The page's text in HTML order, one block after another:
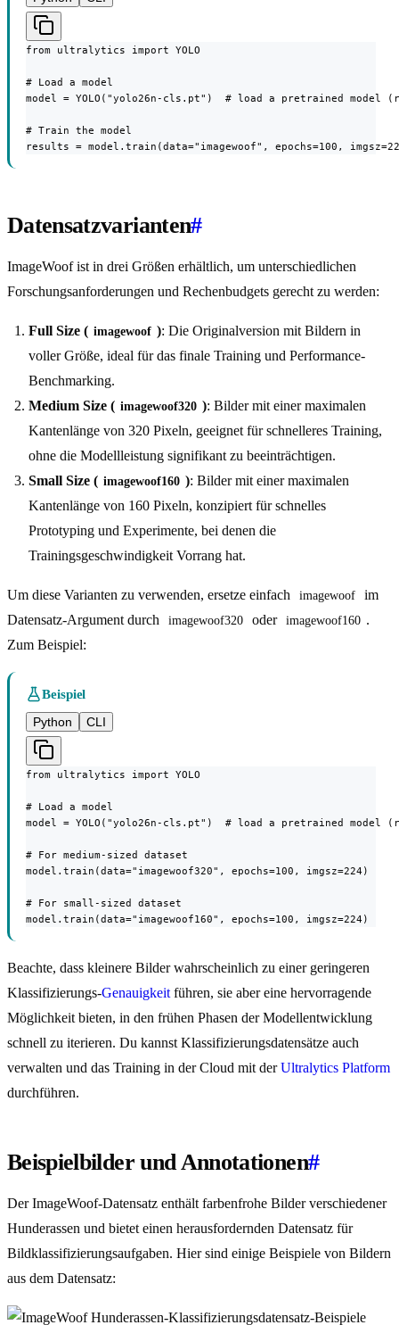
from ultralytics import YOLO
# Load a model
model = YOLO("yolo26n-cls.pt")  # load a pretrained model
# Train the model
results = model.train(data="imagewoof", epochs=100,
Datensatzvarianten#
ImageWoof ist in drei Größen erhältlich, um unterschiedlichen
Forschungsanforderungen und Rechenbudgets gerecht zu werden:
Full Size ( imagewoof ): Die Originalversion mit Bildern in
voller Größe, ideal für das finale Training und Performance-
Benchmarking.
Medium Size ( imagewoof320 ): Bilder mit einer maximalen
Kantenlänge von 320 Pixeln, geeignet für schnelleres Training,
ohne die Modellleistung signifikant zu beeinträchtigen.
Small Size ( imagewoof160 ): Bilder mit einer maximalen
Kantenlänge von 160 Pixeln, konzipiert für schnelles
Prototyping und Experimente, bei denen die
Trainingsgeschwindigkeit Vorrang hat.
Um diese Varianten zu verwenden, ersetze einfach imagewoof
im
Datensatz-Argument durch
imagewoof320 oder imagewoof160 .
Zum Beispiel:
Beispiel
Python
CLI
from ultralytics import YOLO
# Load a model
model = YOLO("yolo26n-cls.pt")  # load a pretrained model
# For medium-sized dataset
model.train(data="imagewoof320", epochs=100, imgsz=224)
# For small-sized dataset
model.train(data="imagewoof160", epochs=100, imgsz=224)
Beachte, dass kleinere Bilder wahrscheinlich zu einer geringeren
Klassifizierungs-Genauigkeit führen, sie aber eine hervorragende
Möglichkeit bieten, in den frühen Phasen der Modellentwicklung
schnell zu iterieren. Du kannst Klassifizierungsdatensätze auch
verwalten und das Training in der Cloud mit derUltralytics Platform
durchführen.
Beispielbilder und Annotationen#
Der ImageWoof-Datensatz enthält farbenfrohe Bilder verschiedener
Hunderassen und bietet einen herausfordernden Datensatz für
Bildklassifizierungsaufgaben. Hier sind einige Beispiele von Bildern
aus dem Datensatz: